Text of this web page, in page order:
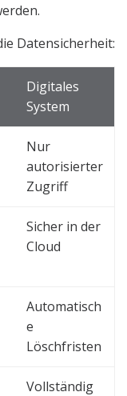
Datensicherheit:
Digitales
System
Nur
autorisierter
Zugriff
Sicher in der
Cloud
Automatisch
e
Löschfristen
Vollständig